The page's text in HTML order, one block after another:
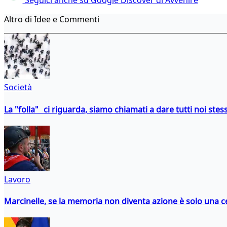
Altro di Idee e Commenti
Società
La "folla" ci riguarda, siamo chiamati a dare tutti noi
Lavoro
Marcinelle, se la memoria non diventa azione è solo una